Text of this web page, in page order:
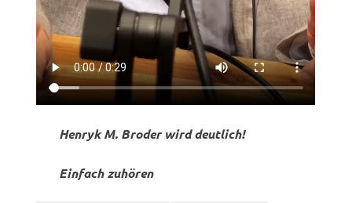
Henryk M. Broder wird deutlich!
Einfach zuhören